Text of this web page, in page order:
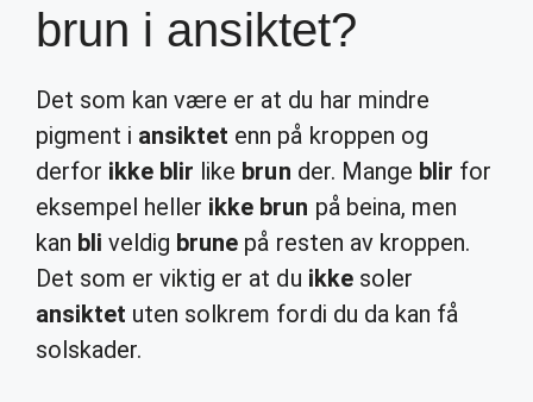
brun i ansiktet?
Det som kan være er at du har mindre
pigment i ansiktet enn på kroppen og
derfor ikke blir like brun der. Mange blir for
eksempel heller ikke brun på beina, men
kan bli veldig brune på resten av kroppen.
Det som er viktig er at du ikkesoler
ansiktet uten solkrem fordi du da kan få
solskader.